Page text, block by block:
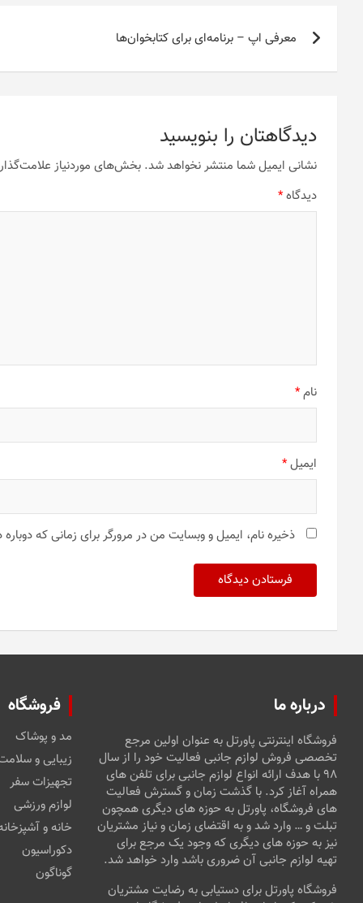
راهبری
نوشتهمعرفی اپ – برنامه‌ای برای کتابخوان‌ها
دیدگاهتان را بنویسید
نشانی ایمیل شما منتشر نخواهد شد. بخش‌های موردنیاز
دیدگاه*
نام*
ایمیل*
ذخیره نام، ایمیل و وبسایت من در مرورگر برای زمانی که
درباره ما
فروشگاه اینترنتی پاورتل به عنوان اولین مرجع
تخصصی فروش لوازم جانبی فعالیت خود را از سال
۹۸ با هدف ارائه انواع لوازم جانبی برای تلفن های
همراه آغاز کرد. با گذشت زمان و گسترش فعالیت
های فروشگاه، پاورتل به حوزه های دیگری همچون
تبلت و … وارد شد و به اقتضای زمان و نیاز مشتریان
نیز به حوزه های دیگری که وجود یک مرجع برای
تهیه لوازم جانبی آن ضروری باشد وارد خواهد شد.
فروشگاه پاورتل برای دستیابی به رضایت مشتریان
فروشگاه
مد و پوشاک
زیبایی و
تجهیزات سفر
لوازم ورزشی
خانه و
دکوراسیون
گوناگون